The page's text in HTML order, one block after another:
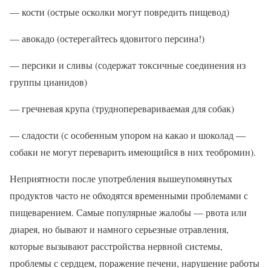
— кости (острые осколки могут повредить пищевод)
— авокадо (остерегайтесь ядовитого персина!)
— персики и сливы (содержат токсичные соединения из
группы цианидов)
— гречневая крупа (трудноперевариваемая для собак)
— сладости (с особенным упором на какао и шоколад —
собаки не могут переварить имеющийся в них теобромин).
Неприятности после употребления вышеупомянутых
продуктов часто не обходятся временными проблемами с
пищеварением. Самые популярные жалобы — рвота или
диарея, но бывают и намного серьезные отравления,
которые вызывают расстройства нервной системы,
проблемы с сердцем, поражение печени, нарушение работы